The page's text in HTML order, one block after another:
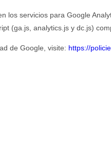
los servicios para Google
(ga.js, analytics.js y dc.js)
de Google, visite: https://